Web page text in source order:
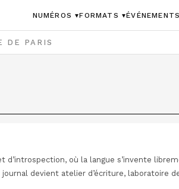
NUMÉROS ▾FORMATS ▾
DE PARIS
où la langue s’invente
devient atelier d’écriture, laboratoire